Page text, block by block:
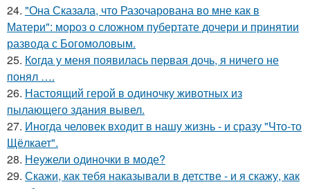
24. "Она Сказала, что Разочарована во мне как в
Матери": мороз о сложном пубертате дочери и принятии
развода с Богомоловым.
25. Кoгда у меня появилась пepвая дочь, я ничего не
понял ….
26. Настоящий герой в одиночку животных из
пылающего здания вывел.
27. Иногда человек входит в нашу жизнь - и сразу "Что-то
Щёлкает".
28. Неужели одиночки в моде?
29. Скажи, как тебя наказывали в детстве - и я скажу, как